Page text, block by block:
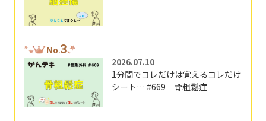
No.3
2026.07.10
1分間でコレだけは覚えるコレだけ
シート… #669｜骨粗鬆症